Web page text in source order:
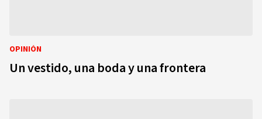
OPINIÓN
Un vestido, una boda y una frontera